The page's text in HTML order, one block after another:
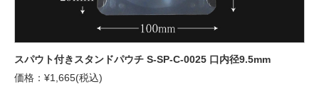
スパウト付きスタンドパウチ S-SP-C-0025 口内径9.5mm
価格：¥1,665(税込)